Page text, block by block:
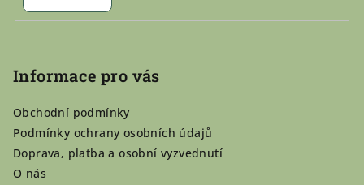
Informace pro vás
Obchodní podmínky
Podmínky ochrany osobních údajů
Doprava, platba a osobní vyzvednutí
O nás